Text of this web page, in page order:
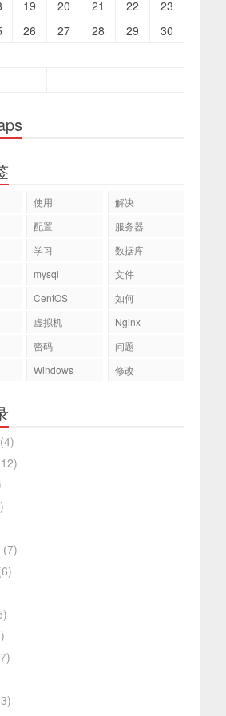
19 20 21 22
23
26 27 28 29
30
使用
解决
配置
服务器
学习
数据库
mysql
文件
CentOS
如何
虚拟机
Nginx
密码
问题
Windows 修改
(4)
(7)